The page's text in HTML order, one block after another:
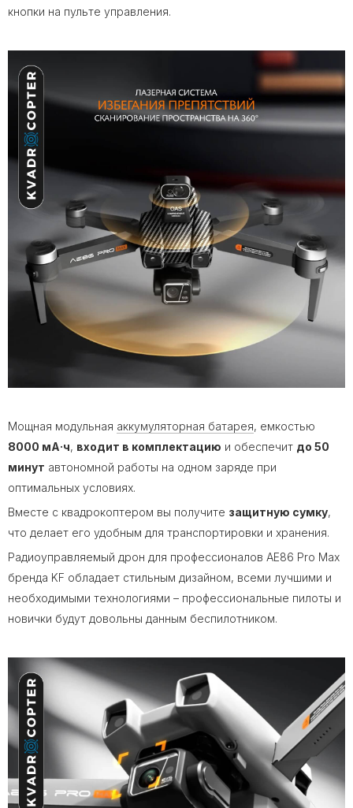
кнопки на пульте управления.
Мощная модульная аккумуляторная батарея, емкостью
8000 мА·ч, входит в комплектацию и обеспечит до 50
минут автономной работы на одном заряде при
оптимальных условиях.
Вместе с квадрокоптером вы получите защитную сумку,
что делает его удобным для транспортировки и хранения.
Радиоуправляемый дрон для профессионалов AE86 Pro Max
бренда KF обладает стильным дизайном, всеми лучшими и
необходимыми технологиями – профессиональные пилоты и
новички будут довольны данным беспилотником.